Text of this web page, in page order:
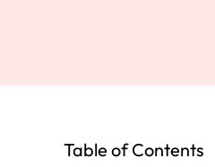
Table of Contents